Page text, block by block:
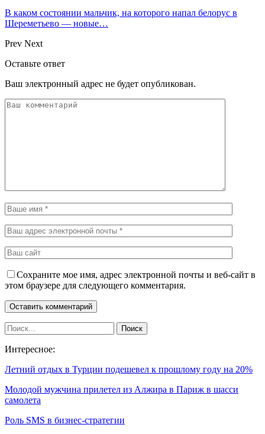
В каком состоянии мальчик, на которого напал белорус в
Шереметьево — новые…
Prev Next
Оставьте ответ
Ваш электронный адрес не будет опубликован.
Сохраните мое имя, адрес электронной почты и веб-сайт в
этом браузере для следующего комментария.
Интересное:
Летний отдых в Турции подешевел к прошлому году на 20%
Молодой мужчина прилетел из Алжира в Париж в шасси
самолета
Роль SMS в бизнес-стратегии